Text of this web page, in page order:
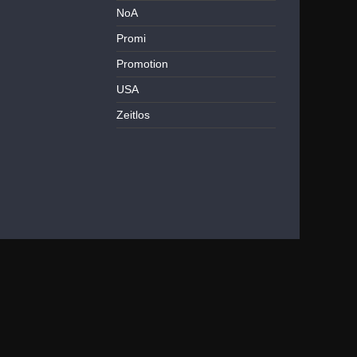
NoA
Promi
Promotion
USA
Zeitlos